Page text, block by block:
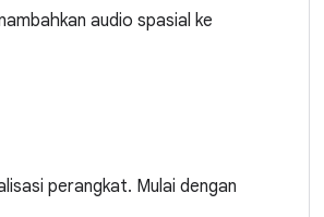
audio spasial ke
perangkat. Mulai dengan